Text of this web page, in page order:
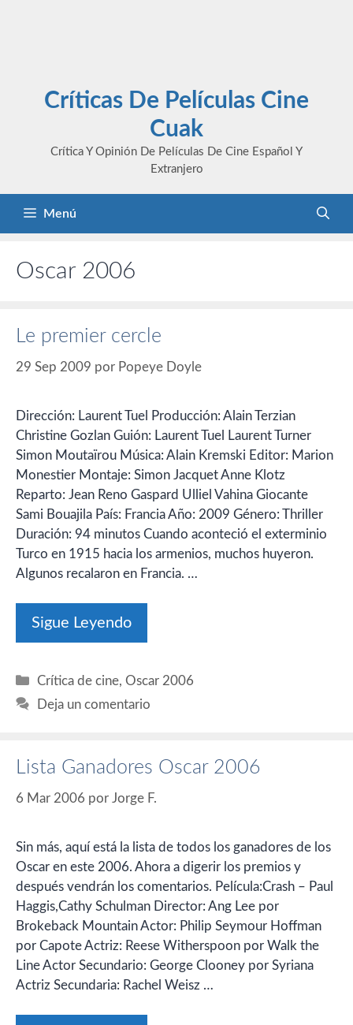
Críticas De Películas Cine
Cuak
Crítica Y Opinión De Películas De Cine Español Y
Extranjero
Menú
Oscar 2006
Le premier cercle
29 Sep 2009 por Popeye Doyle
Dirección: Laurent Tuel Producción: Alain Terzian
Christine Gozlan Guión: Laurent Tuel Laurent Turner
Simon Moutaïrou Música: Alain Kremski Editor: Marion
Monestier Montaje: Simon Jacquet Anne Klotz
Reparto: Jean Reno Gaspard Ulliel Vahina Giocante
Sami Bouajila País: Francia Año: 2009 Género: Thriller
Duración: 94 minutos Cuando aconteció el exterminio
Turco en 1915 hacia los armenios, muchos huyeron.
Algunos recalaron en Francia. …
Sigue Leyendo
Categorías
Crítica de cine,Oscar 2006
Deja un comentario
Lista Ganadores Oscar 2006
6 Mar 2006 por Jorge F.
Sin más, aquí está la lista de todos los ganadores de los
Oscar en este 2006. Ahora a digerir los premios y
después vendrán los comentarios. Película:Crash – Paul
Haggis,Cathy Schulman Director: Ang Lee por
Brokeback Mountain Actor: Philip Seymour Hoffman
por Capote Actriz: Reese Witherspoon por Walk the
Line Actor Secundario: George Clooney por Syriana
Actriz Secundaria: Rachel Weisz …